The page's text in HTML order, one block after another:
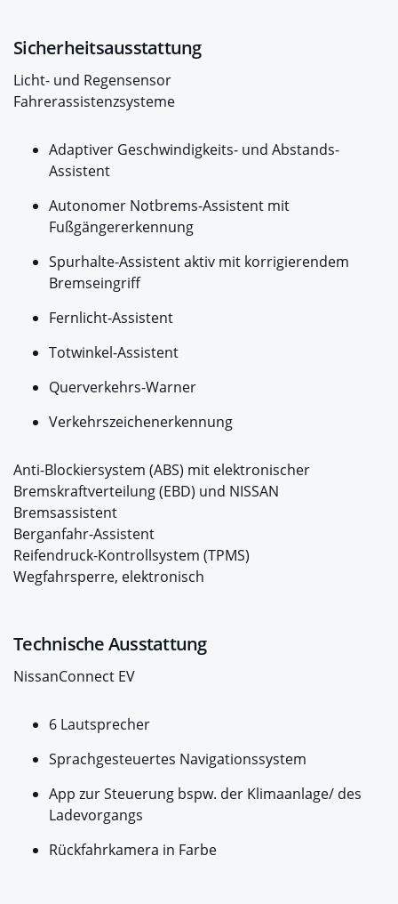
Sicherheitsausstattung
Licht- und Regensensor
Fahrerassistenzsysteme
Adaptiver Geschwindigkeits- und Abstands-
Assistent
Autonomer Notbrems-Assistent mit
Fußgängererkennung
Spurhalte-Assistent aktiv mit korrigierendem
Bremseingriff
Fernlicht-Assistent
Totwinkel-Assistent
Querverkehrs-Warner
Verkehrszeichenerkennung
Anti-Blockiersystem (ABS) mit elektronischer
Bremskraftverteilung (EBD) und NISSAN
Bremsassistent
Berganfahr-Assistent
Reifendruck-Kontrollsystem (TPMS)
Wegfahrsperre, elektronisch
Technische Ausstattung
NissanConnect EV
6 Lautsprecher
Sprachgesteuertes Navigationssystem
App zur Steuerung bspw. der Klimaanlage/ des
Ladevorgangs
Rückfahrkamera in Farbe